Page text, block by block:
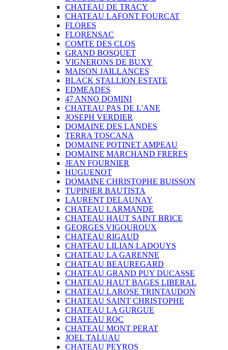
CHATEAU DE TRACY
CHATEAU LAFONT FOURCAT
FLORES
FLORENSAC
COMTE DES CLOS
GRAND BOSQUET
VIGNERONS DE BUXY
MAISON JAILLANCES
BLACK STALLION ESTATE
EDMEADES
47 ANNO DOMINI
CHATEAU PAS DE L'ANE
JOSEPH VERDIER
DOMAINE DES LANDES
TERRA TOSCANA
DOMAINE POTINET AMPEAU
DOMAINE MARCHAND FRERES
JEAN FOURNIER
HUGUENOT
DOMAINE CHRISTOPHE BUISSON
TUPINIER BAUTISTA
LAURENT DELAUNAY
CHATEAU LARMANDE
CHATEAU HAUT SAINT BRICE
GEORGES VIGOUROUX
CHATEAU RIGAUD
CHATEAU LILIAN LADOUYS
CHATEAU LA GARENNE
CHATEAU BEAUREGARD
CHATEAU GRAND PUY DUCASSE
CHATEAU HAUT BAGES LIBERAL
CHATEAU LAROSE TRINTAUDON
CHATEAU SAINT CHRISTOPHE
CHATEAU LA GURGUE
CHATEAU ROC
CHATEAU MONT PERAT
JOEL TALUAU
CHATEAU PEYROS